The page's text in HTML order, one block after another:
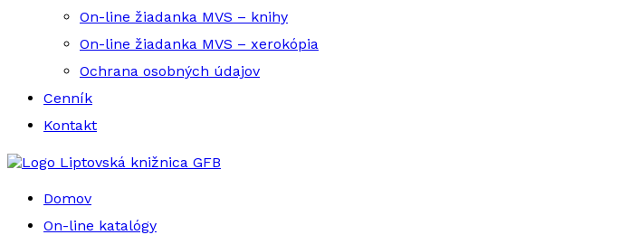
On-line žiadanka MVS – knihy
On-line žiadanka MVS – xerokópia
Ochrana osobných údajov
Cenník
Kontakt
Liptovská knižnica GFB
Domov
On-line katalógy